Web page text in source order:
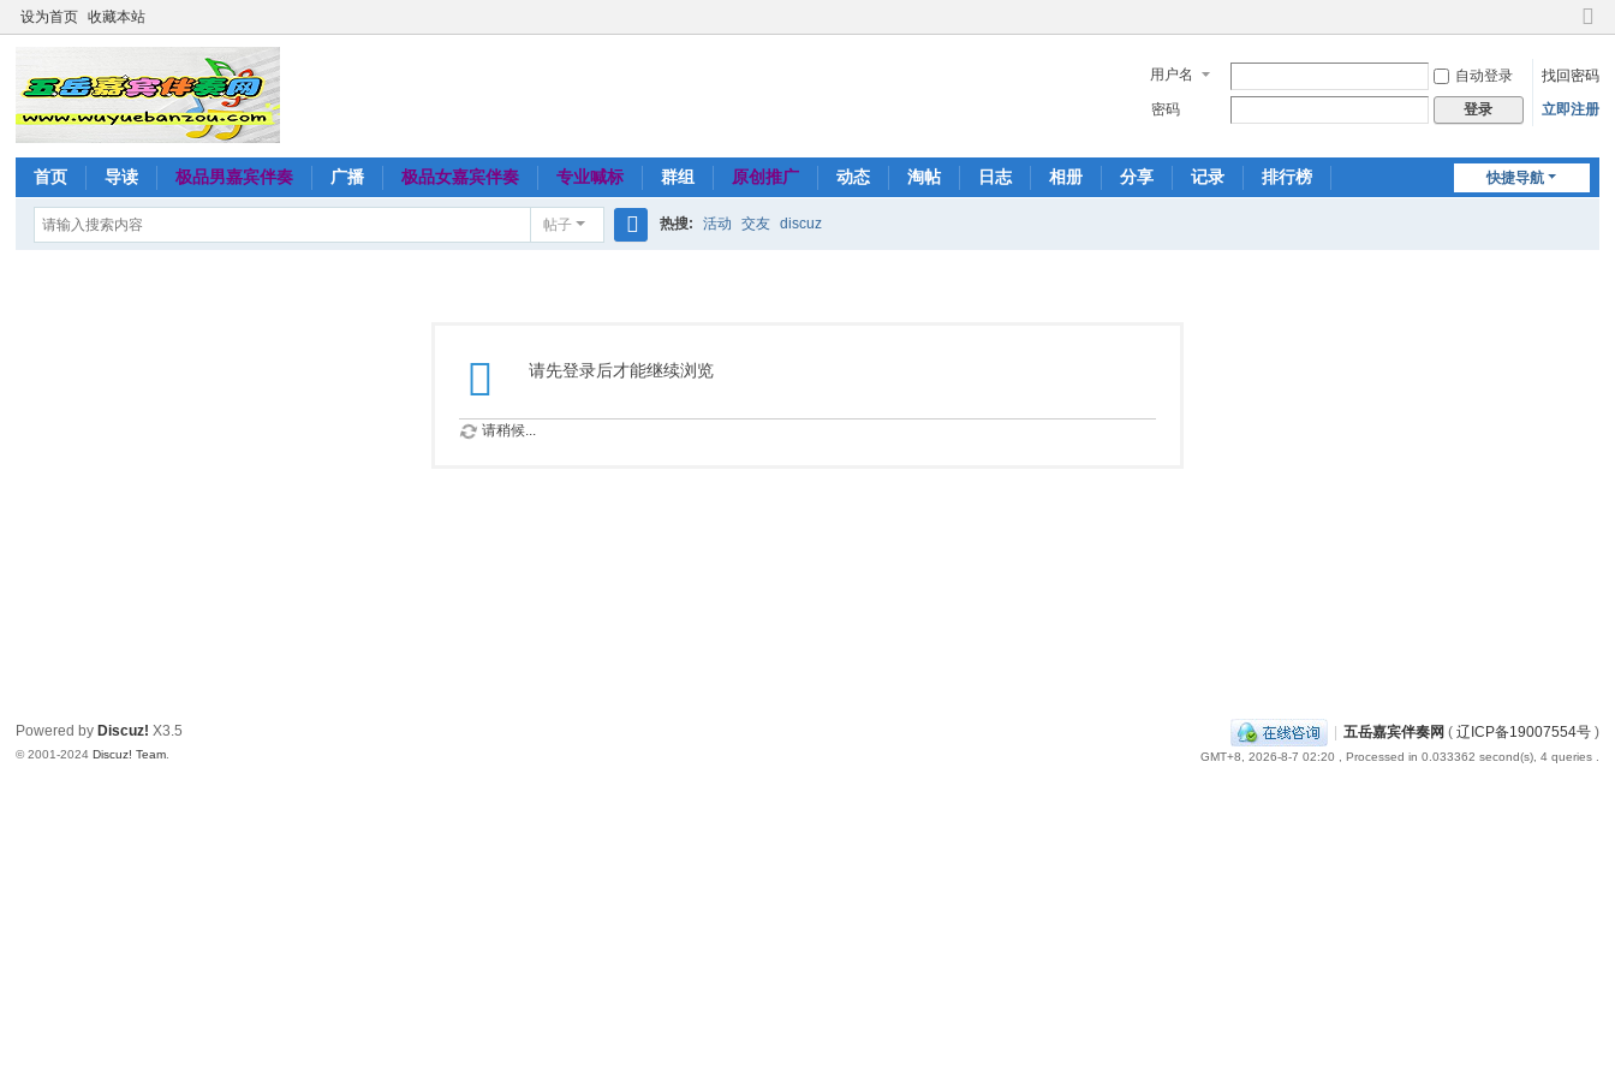
设为首页 收藏本站
切
到
窄
用户名 自动登录
找回密码
密码
登录 立即注册
快捷导航
首页 导读 极品男嘉宾伴奏 广播 极品女嘉宾伴奏 专业喊标 群组 原创推广 动态 淘帖 日志 相册 分享 记录 排行榜
帖子 热搜: 活动 交友 discuz
请先登录后才能继续浏览
请稍候...
| 五岳嘉宾伴奏网 ( 辽ICP备19007554号)
GMT+8, 2026-8-7 02:20 , Processed in 0.033362 second(s), 4 queries .
Powered by Discuz! X3.5
© 2001-2024Discuz! Team